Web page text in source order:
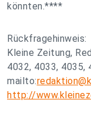
könnten.****
Rückfragehinweis:
Kleine Zeitung,
4032, 4033, 4035,
mailto:
http://